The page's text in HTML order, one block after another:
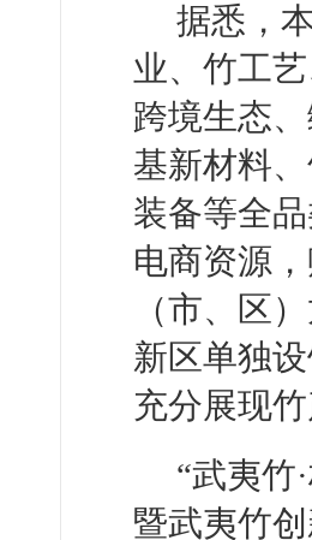
据悉，
业、竹工
跨境生态
基新材料
装备等全
电商资源
（市、区
新区单独
充分展现
“武夷竹
暨武夷竹